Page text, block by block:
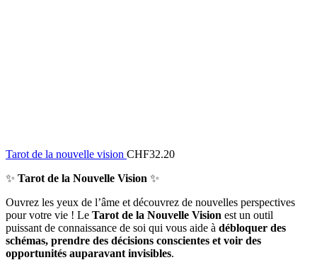
Tarot de la nouvelle vision CHF32.20
✨ Tarot de la Nouvelle Vision ✨
Ouvrez les yeux de l’âme et découvrez de nouvelles perspectives
pour votre vie ! Le Tarot de la Nouvelle Vision est un outil
puissant de connaissance de soi qui vous aide à débloquer des
schémas, prendre des décisions conscientes et voir des
opportunités auparavant invisibles.